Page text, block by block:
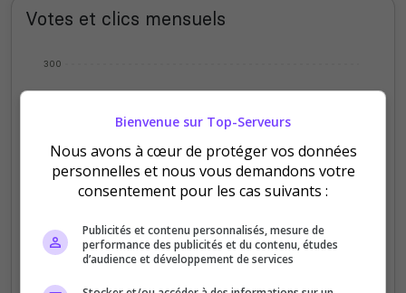
Votes et clics mensuels
0
100
300
Sept Oct Nov Déc Jan Fév Mars Avr Mai Juil
Votes Clics
Bienvenue sur Top-Serveurs
Nous avons à cœur de protéger vos données
personnelles et nous vous demandons votre
consentement pour les cas suivants :
Publicités et contenu personnalisés, mesure de
performance des publicités et du contenu, études
d’audience et développement de services